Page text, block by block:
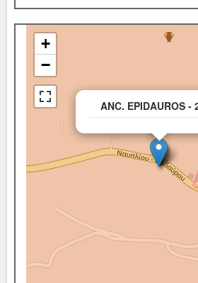
ANC. EPIDAUROS -
+
−